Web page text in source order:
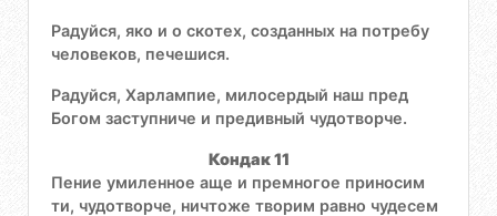
Радуйся, яко и о скотех, созданных на потребу
человеков, печешися.
Радуйся, Харлампие, милосердый наш пред
Богом заступниче и предивный чудотворче.
Кондак 11
Пение умиленное аще и премногое приносим
ти, чудотворче, ничтоже творим равно чудесем